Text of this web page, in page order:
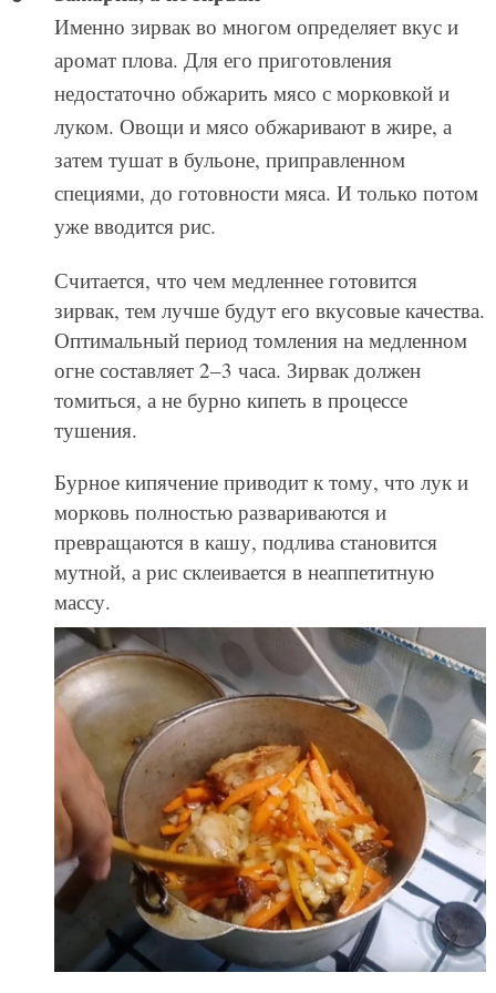
Именно зирвак во многом определяет вкус и
аромат плова. Для его приготовления
недостаточно обжарить мясо с морковкой и
луком. Овощи и мясо обжаривают в жире, а
затем тушат в бульоне, приправленном
специями, до готовности мяса. И только потом
уже вводится рис.
Считается, что чем медленнее готовится
зирвак, тем лучше будут его вкусовые качества.
Оптимальный период томления на медленном
огне составляет 2–3 часа. Зирвак должен
томиться, а не бурно кипеть в процессе
тушения.
Бурное кипячение приводит к тому, что лук и
морковь полностью развариваются и
превращаются в кашу, подлива становится
мутной, а рис склеивается в неаппетитную
массу.